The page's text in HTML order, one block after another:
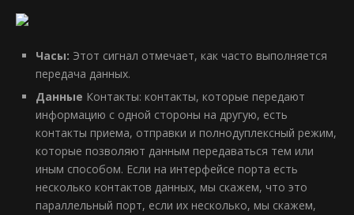
Часы: Этот сигнал отмечает, как часто выполняется
передача данных.
Данные Контакты: контакты, которые передают
информацию с одной стороны на другую, есть
контакты приема, отправки и полнодуплексный режим,
которые позволяют данным передаваться тем или
иным способом. Если на интерфейсе порта есть
несколько контактов данных, мы скажем, что это
параллельный порт, если их несколько, мы скажем,